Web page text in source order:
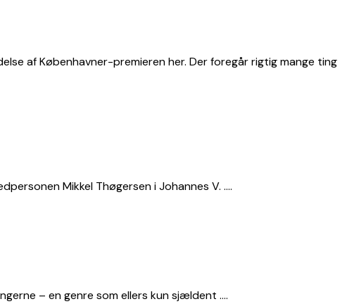
af Københavner-premieren her. Der foregår rigtig mange ting
Mikkel Thøgersen i Johannes V. ….
– en genre som ellers kun sjældent ….